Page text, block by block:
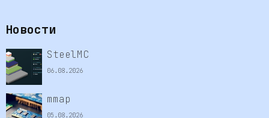
Новости
SteelMC
06.08.2026
mmap
05.08.2026